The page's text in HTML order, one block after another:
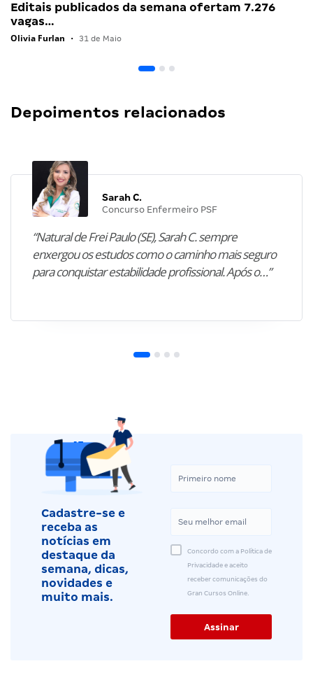
Editais publicados da semana ofertam 7.276
vagas…
Olivia Furlan • 31 de Maio
Depoimentos relacionados
Sarah C.
Concurso Enfermeiro PSF
“Natural de Frei Paulo (SE), Sarah C. sempre
enxergou os estudos como o caminho mais seguro
para conquistar estabilidade profissional. Após o…”
Cadastre-se e
receba as
notícias em
destaque da
semana, dicas,
novidades e
muito mais.
Concordo com a Política de
Privacidade e aceito
receber comunicações do
Gran Cursos Online.